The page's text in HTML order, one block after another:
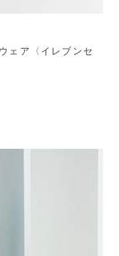
ェア〈イレブンセ